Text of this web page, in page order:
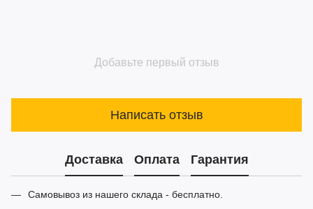
Добавьте первый отзыв
Написать отзыв
Доставка Оплата Гарантия
Самовывоз из нашего склада - бесплатно.